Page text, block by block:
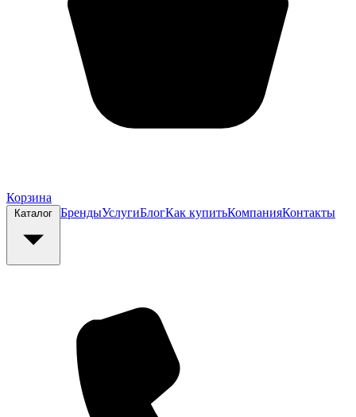
Корзина
Каталог БрендыУслугиБлогКак купитьКомпанияКонтакты